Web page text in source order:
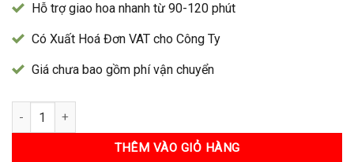
Hỗ trợ giao hoa nhanh từ 90-120 phút
Có Xuất Hoá Đơn VAT cho Công Ty
Giá chưa bao gồm phí vận chuyển
Kệ Hoa 83 số lượng
THÊM VÀO GIỎ HÀNG